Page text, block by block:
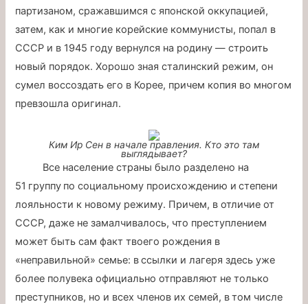
партизаном, сражавшимся с японской оккупацией,
затем, как и многие корейские коммунисты, попал в
СССР и в 1945 году вернулся на родину — строить
новый порядок. Хорошо зная сталинский режим, он
сумел воссоздать его в Корее, причем копия во многом
превзошла оригинал.
Ким Ир Сен в начале правления. Кто это там
выглядывает?
Все население страны было разделено на
51 группу по социальному происхождению и степени
лояльности к новому режиму. Причем, в отличие от
СССР, даже не замалчивалось, что преступлением
может быть сам факт твоего рождения в
«неправильной» семье: в ссылки и лагеря здесь уже
более полувека официально отправляют не только
преступников, но и всех членов их семей, в том числе